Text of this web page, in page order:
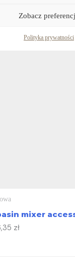
Zobacz
Polityka prywatności
mixer
zł